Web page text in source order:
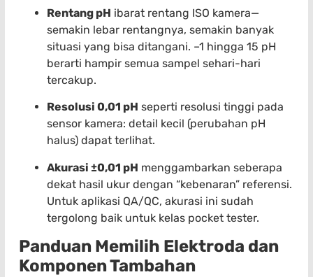
Rentang pH ibarat rentang ISO kamera—
semakin lebar rentangnya, semakin banyak
situasi yang bisa ditangani. –1 hingga 15 pH
berarti hampir semua sampel sehari-hari
tercakup.
Resolusi 0,01 pH seperti resolusi tinggi pada
sensor kamera: detail kecil (perubahan pH
halus) dapat terlihat.
Akurasi ±0,01 pH menggambarkan seberapa
dekat hasil ukur dengan “kebenaran” referensi.
Untuk aplikasi QA/QC, akurasi ini sudah
tergolong baik untuk kelas pocket tester.
Panduan Memilih Elektroda dan
Komponen Tambahan